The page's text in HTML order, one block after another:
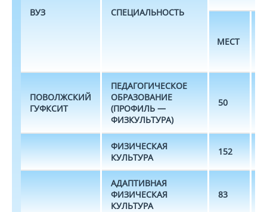
ВУЗ СПЕЦИАЛЬНОСТЬ
МЕСТ
ПОВОЛЖСКИЙ
ГУФКСИТ
ПЕДАГОГИЧЕСКОЕ
ОБРАЗОВАНИЕ
(ПРОФИЛЬ —
ФИЗКУЛЬТУРА)
50
ФИЗИЧЕСКАЯ
КУЛЬТУРА
152
АДАПТИВНАЯ
ФИЗИЧЕСКАЯ
КУЛЬТУРА
83